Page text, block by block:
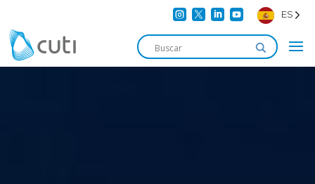
    ES